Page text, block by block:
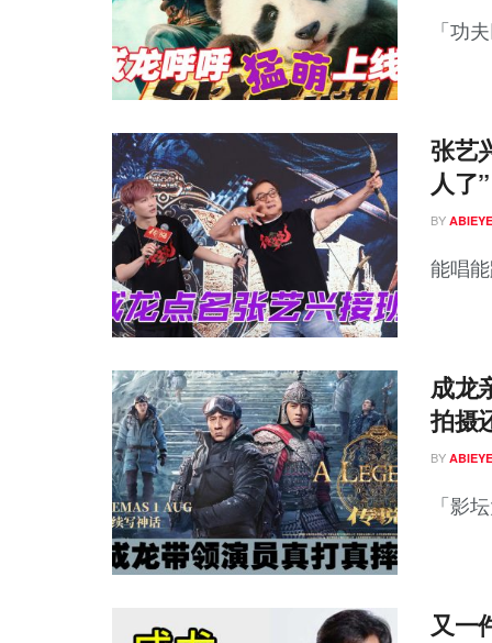
「功
张艺
人了”
BY
能唱
成龙
拍摄
BY
「影
又一